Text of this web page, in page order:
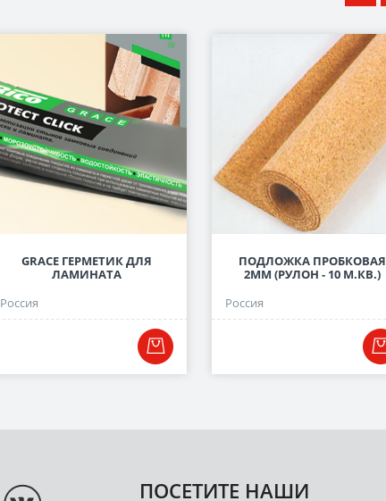
GRACE ГЕРМЕТИК ДЛЯ
ЛАМИНАТА
Россия
ПОДЛОЖКА ПРОБКОВАЯ
2ММ (РУЛОН - 10 М.КВ.)
Россия
ПОСЕТИТЕ НАШИ